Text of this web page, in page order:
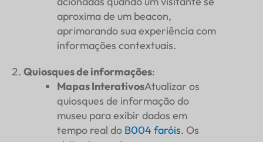
aproxima de um beacon,
aprimorando sua experiência com
informações contextuais.
Quiosques de informações:
Mapas InterativosAtualizar os
quiosques de informação do
museu para exibir dados em
tempo real do B004faróis. Os